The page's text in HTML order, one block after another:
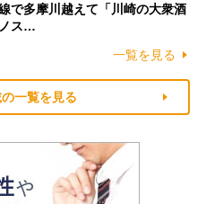
で多摩川越えて「川崎の大衆酒
ス…
一覧を見る
一覧を見る